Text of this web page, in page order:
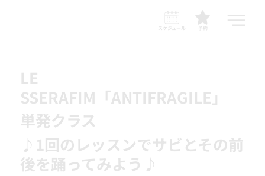
予約
スケジュール
LE
SSERAFIM「ANTIFRAGILE」
単発クラス
♪1回のレッスンでサビとその前
後を踊ってみよう♪